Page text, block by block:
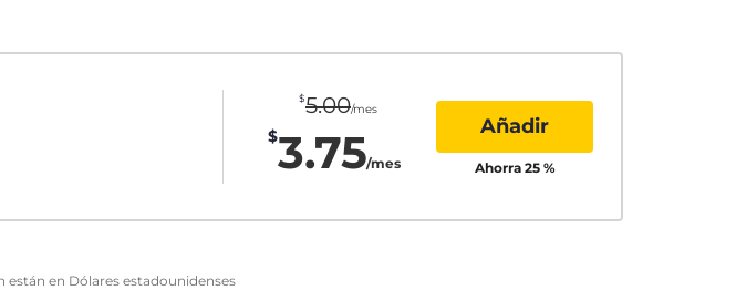
$5.00/mes
$3.75/mes
Añadir
Ahorra 25%
están en Dólares estadounidenses